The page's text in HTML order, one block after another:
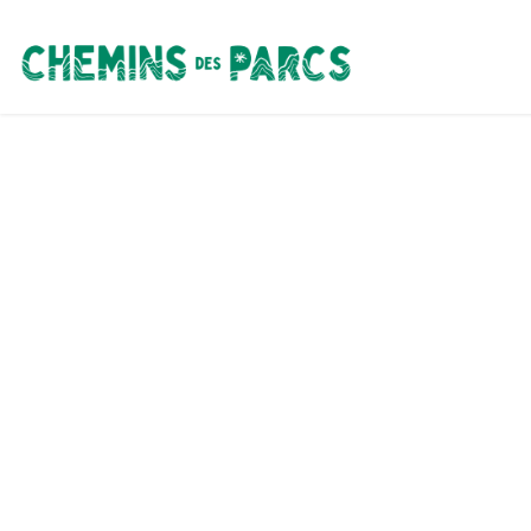
Chemins des Parcs